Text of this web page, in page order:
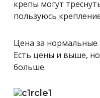
крепы могут
пользуюсь
Цена за нормальные
Есть цены и выше,
больше.